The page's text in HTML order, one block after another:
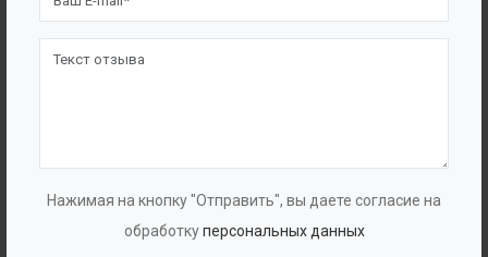
Нажимая на кнопку "Отправить", вы даете согласие на
обработкуперсональных данных
Сертификаты